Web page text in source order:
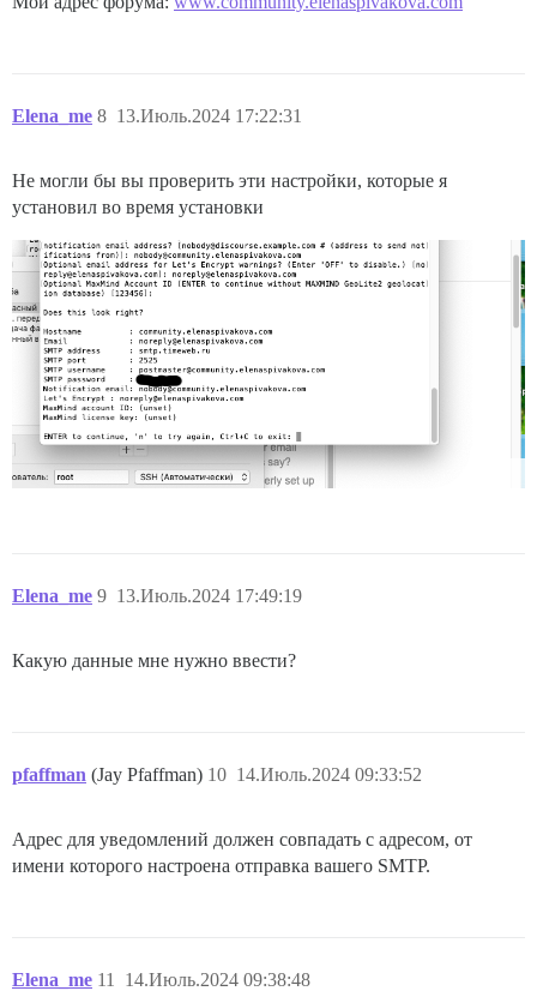
Elena_me 13.Июль.2024 17:22:31
8
Не могли бы вы проверить эти настройки, которые я
установил во время установки
Elena_me 13.Июль.2024 17:49:19
9
Какую данные мне нужно ввести?
pfaffman (Jay Pfaffman) 14.Июль.2024 09:33:52
10
Адрес для уведомлений должен совпадать с адресом, от
имени которого настроена отправка вашего SMTP.
Elena_me 14.Июль.2024 09:38:48
11